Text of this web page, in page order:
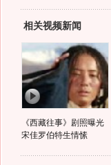
相关视频新闻
《西藏往事》剧照曝光
宋佳罗伯特生情愫